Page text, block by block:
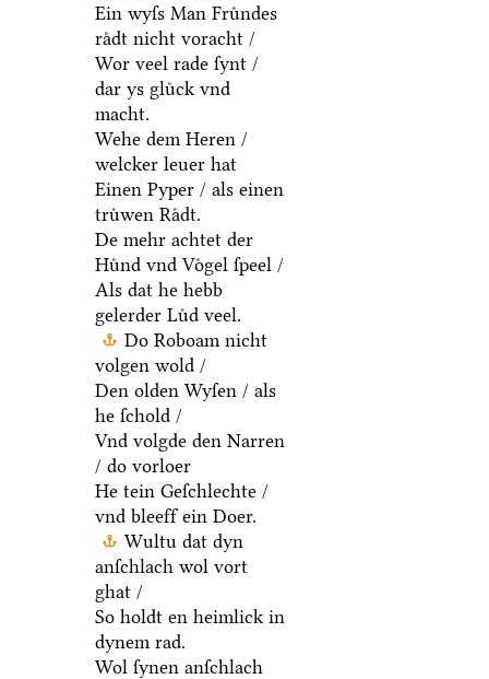
Ein wyſs Man Fruͤndes
raͤdt nicht voracht /
Wor veel rade ſynt /
dar ys gluͤck vnd
macht.
Wehe dem Heren /
welcker leuer hat
Einen Pyper / als einen
truͤwen Raͤdt.
De mehr achtet der
Huͤnd vnd Voͤgel ſpeel /
Als dat he hebb
gelerder Luͤd veel.
Do Roboam nicht
volgen wold /
Den olden Wyſen / als
he ſchold /
Vnd volgde den Narren
/ do vorloer
He tein Geſchlechte /
vnd bleeff ein Doer.
Wultu dat dyn
anſchlach wol vort
ghat /
So holdt en heimlick in
dynem rad.
Wol ſynen anſchlach